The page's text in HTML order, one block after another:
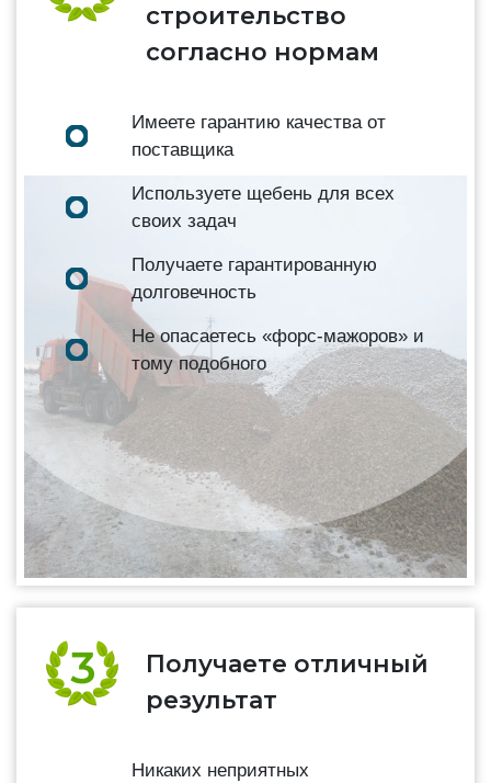
строительство
согласно нормам
Имеете гарантию качества от
поставщика
Используете щебень для всех
своих задач
Получаете гарантированную
долговечность
Не опасаетесь «форс-мажоров» и
тому подобного
Получаете отличный
результат
Никаких неприятных